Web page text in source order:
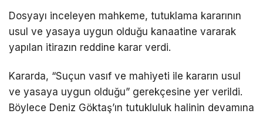
Dosyayı inceleyen mahkeme, tutuklama kararının
usul ve yasaya uygun olduğu kanaatine vararak
yapılan itirazın reddine karar verdi.
Kararda, “Suçun vasıf ve mahiyeti ile kararın usul
ve yasaya uygun olduğu” gerekçesine yer verildi.
Böylece Deniz Göktaş’ın tutukluluk halinin devamına